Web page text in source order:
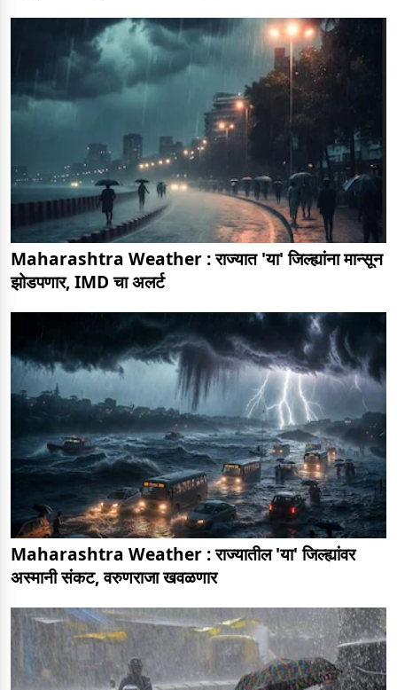
Maharashtra Weather : राज्यात 'या' जिल्ह्यांना मान्सून
झोडपणार, IMD चा अलर्ट
Maharashtra Weather : राज्यातील 'या' जिल्ह्यांवर
अस्मानी संकट, वरुणराजा खवळणार